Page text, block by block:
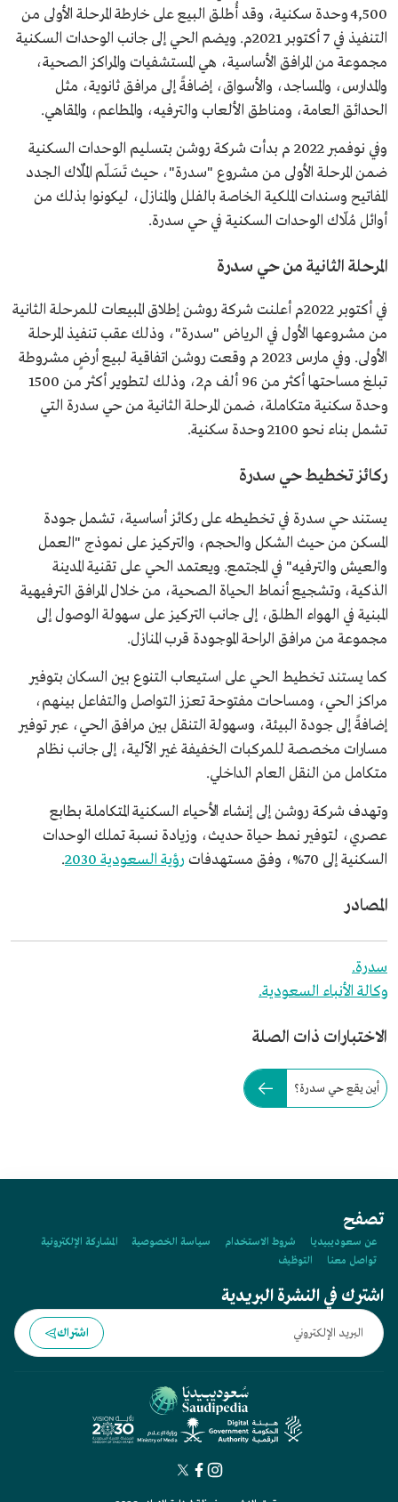
4,500 وحدة سكنية، وقد أُطلق البيع على خارطة المرحلة الأولى من
التنفيذ في 7 أكتوبر 2021م. ويضم الحي إلى جانب الوحدات السكنية
مجموعة من المرافق الأساسية، هي المستشفيات والمراكز الصحية،
والمدارس، والمساجد، والأسواق، إضافةً إلى مرافق ثانوية، مثل
الحدائق العامة، ومناطق الألعاب والترفيه، والمطاعم، والمقاهي.
وفي نوفمبر 2022 م بدأت شركة روشن بتسليم الوحدات السكنية
ضمن المرحلة الأولى من مشروع "سدرة"، حيث تَسَلّم المُلّاك الجدد
المفاتيح وسندات الملكية الخاصة بالفلل والمنازل، ليكونوا بذلك من
أوائل مُلّاك الوحدات السكنية في حي سدرة.
المرحلة الثانية من حي سدرة
في أكتوبر 2022م أعلنت شركة روشن إطلاق المبيعات للمرحلة الثانية
من مشروعها الأول في الرياض "سدرة"، وذلك عقب تنفيذ المرحلة
الأولى. وفي مارس 2023 م وقعت روشن اتفاقية لبيع أرضٍ مشروطة
تبلغ مساحتها أكثر من 96 ألف م2، وذلك لتطوير أكثر من 1500
وحدة سكنية متكاملة، ضمن المرحلة الثانية من حي سدرة التي
تشمل بناء نحو 2100 وحدة سكنية.
ركائز تخطيط حي سدرة
يستند حي سدرة في تخطيطه على ركائز أساسية، تشمل جودة
المسكن من حيث الشكل والحجم، والتركيز على نموذج "العمل
والعيش والترفيه" في المجتمع. ويعتمد الحي على تقنية المدينة
الذكية، وتشجيع أنماط الحياة الصحية، من خلال المرافق الترفيهية
المبنية في الهواء الطلق، إلى جانب التركيز على سهولة الوصول إلى
مجموعة من مرافق الراحة الموجودة قرب المنازل.
كما يستند تخطيط الحي على استيعاب التنوع بين السكان بتوفير
مراكز الحي، ومساحات مفتوحة تعزز التواصل والتفاعل بينهم،
إضافةً إلى جودة البيئة، وسهولة التنقل بين مرافق الحي، عبر توفير
مسارات مخصصة للمركبات الخفيفة غير الآلية، إلى جانب نظام
متكامل من النقل العام الداخلي.
وتهدف شركة روشن إلى إنشاء الأحياء السكنية المتكاملة بطابع
عصري، لتوفير نمط حياة حديث، وزيادة نسبة تملك الوحدات
السكنية إلى 70%، وفق مستهدفات
رؤية السعودية 2030 .
المصادر
سدرة.
وكالة الأنباء السعودية.
الاختبارات ذات الصلة
أين يقع حي سدرة؟
تصفح
عن سعوديبيديا شروط الاستخدام سياسة الخصوصية
المشاركة الإلكترونية
تواصل معنا
التوظيف
اشترك في النشرة البريدية
اشتراك